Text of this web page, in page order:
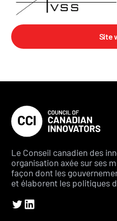
Site
Le Conseil canadien des
organisation axée sur ses
façon dont les
et élaborent les politiques